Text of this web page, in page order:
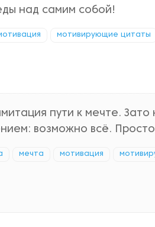
над самим собой!
мотивирующие цитаты
пути к мечте.
возможно всё.
мечта мотивация